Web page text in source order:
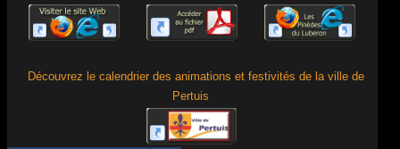
Découvrez le calendrier des animations et festivités de la ville de
Pertuis